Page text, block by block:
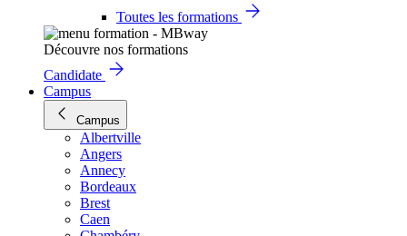
Toutes les formations
Découvre nos formations
Candidate
Campus
Campus
Albertville
Angers
Annecy
Bordeaux
Brest
Caen